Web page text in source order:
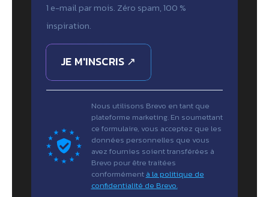
1 e-mail par mois. Zéro spam, 100 %
inspiration.
JE M'INSCRIS ↗
Nous utilisons Brevo en tant que
plateforme marketing. En soumettant
ce formulaire, vous acceptez que les
données personnelles que vous
avez fournies soient transférées à
Brevo pour être traitées
conformément à la politique de
confidentialité de Brevo.